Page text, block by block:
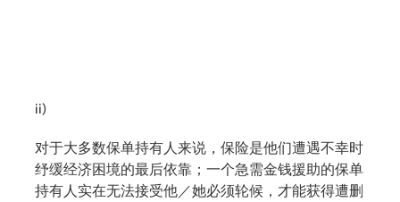
ii)
对于大多数保单持有人来说，保险是他们遭遇不幸时
纾缓经济困境的最后依靠；一个急需金钱援助的保单
持有人实在无法接受他／她必须轮候，才能获得遭删